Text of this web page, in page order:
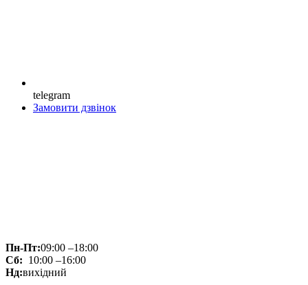
telegram
Замовити дзвінок
Пн-Пт:09:00 –18:00
Сб: 10:00 –16:00
Нд:вихідний